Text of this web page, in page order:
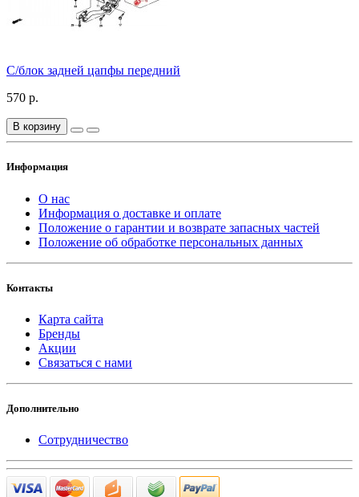
С/блок задней цапфы передний
570 р.
В корзину
Информация
О нас
Информация о доставке и оплате
Положение о гарантии и возврате запасных частей
Положение об обработке персональных данных
Контакты
Карта сайта
Бренды
Акции
Связаться с нами
Дополнительно
Сотрудничество